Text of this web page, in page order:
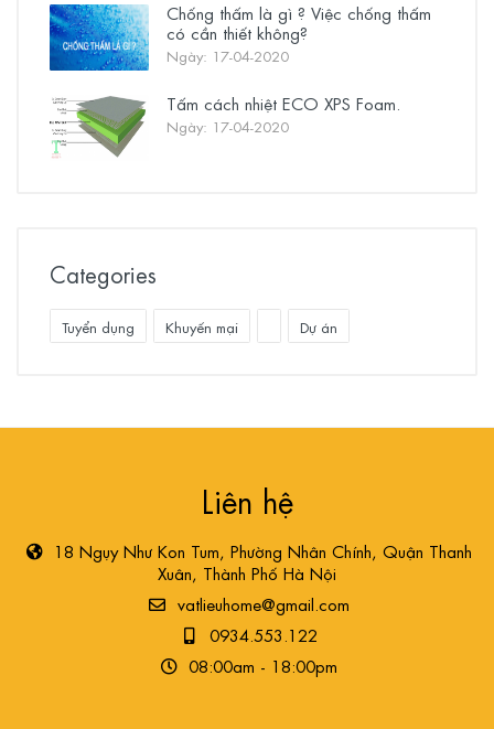
Chống thấm là gì ? Việc chống thấm
có cần thiết không?
Ngày: 17-04-2020
Tấm cách nhiệt ECO XPS Foam.
Ngày: 17-04-2020
Categories
Tuyển dụng Khuyến mại Dự án
Liên hệ
18 Ngụy Như Kon Tum, Phường Nhân Chính, Quận Thanh
Xuân, Thành Phố Hà Nội
vatlieuhome@gmail.com
0934.553.122
08:00am - 18:00pm